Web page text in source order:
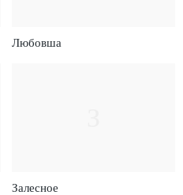
Любовша
Залесное